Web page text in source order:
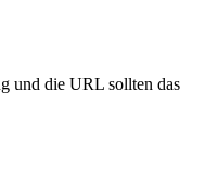
und die URL sollten das